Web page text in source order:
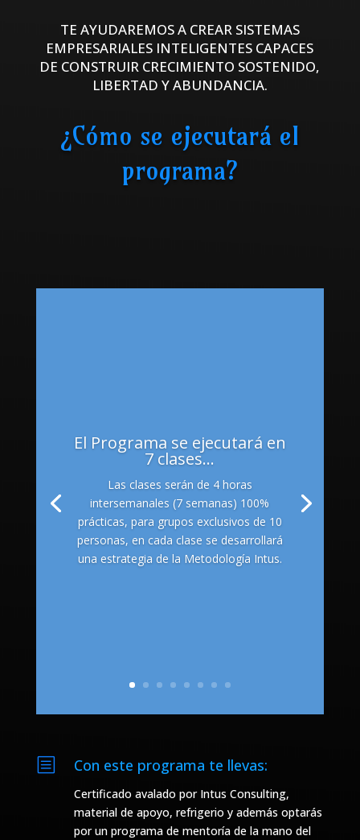
TE AYUDAREMOS A CREAR SISTEMAS
EMPRESARIALES INTELIGENTES CAPACES
DE CONSTRUIR CRECIMIENTO SOSTENIDO,
LIBERTAD Y ABUNDANCIA.
¿Cómo se ejecutará el
programa?
El Programa se ejecutará en
7 clases...
Las clases serán de 4 horas
intersemanales (7 semanas) 100%
prácticas, para grupos exclusivos de 10
personas, en cada clase se desarrollará
una estrategia de la Metodología Intus.
b Con este programa te llevas:
Certificado avalado por Intus Consulting,
material de apoyo, refrigerio y además optarás
por un programa de mentoría de la mano del